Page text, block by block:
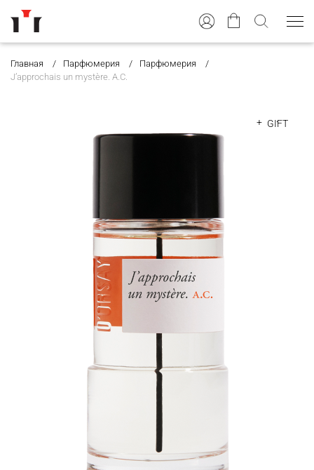
Главная Парфюмерия
Парфюмерия
J’approchais un mystère. A.C.
GIFT